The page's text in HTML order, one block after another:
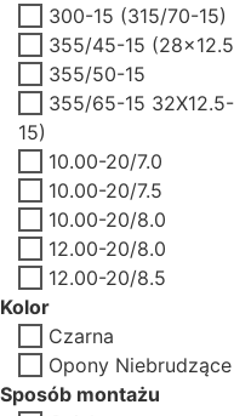
300-15 (315/70-15)
355/45-15
355/50-15
355/65-15
15)
10.00-20/7.0
10.00-20/7.5
10.00-20/8.0
12.00-20/8.0
12.00-20/8.5
Kolor
Czarna
Opony
Sposób montażu